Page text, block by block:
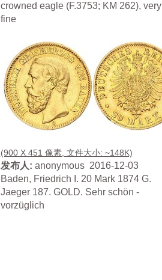
crowned eagle (F.3753; KM 262), very
fine
(900 X 451 像素, 文件大小: ~148K)
发布人: anonymous 2016-12-03
Baden, Friedrich I. 20 Mark 1874 G.
Jaeger 187. GOLD. Sehr schön -
vorzüglich